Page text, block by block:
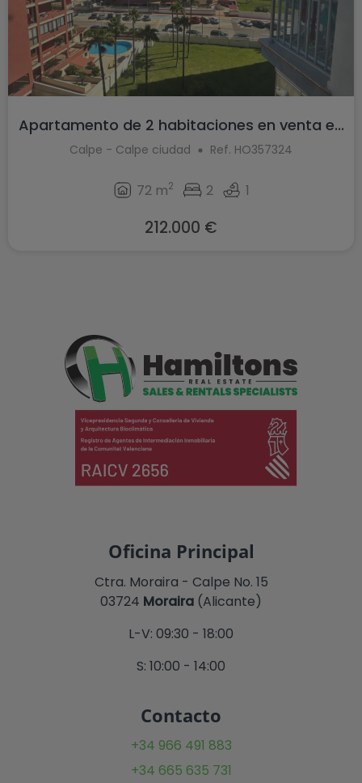
Apartamento de 2 habitaciones en venta e...
Calpe - Calpe ciudad Ref. HO357324
72 m2 2 1
212.000 €
Oficina Principal
Ctra. Moraira - Calpe No. 15
03724 Moraira (Alicante)
L-V: 09:30 - 18:00
S: 10:00 - 14:00
Contacto
+34 966 491 883
+34 665 635 731